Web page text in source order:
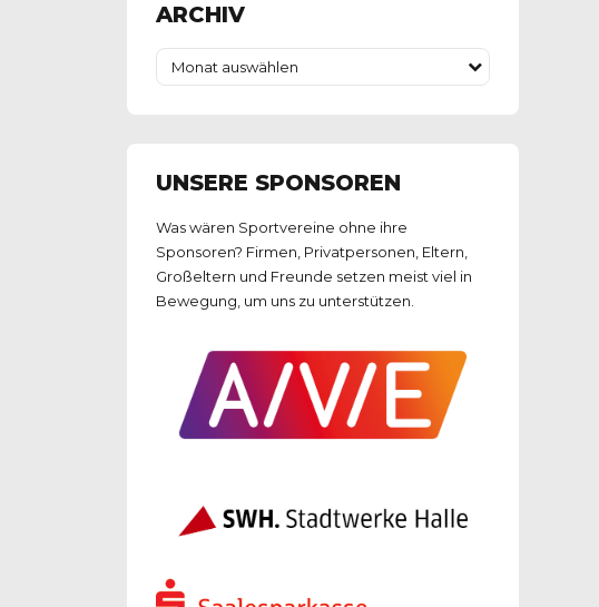
ARCHIV
Monat auswählen
UNSERE SPONSOREN
Was wären Sportvereine ohne ihre
Sponsoren? Firmen, Privatpersonen, Eltern,
Großeltern und Freunde setzen meist viel in
Bewegung, um uns zu unterstützen.